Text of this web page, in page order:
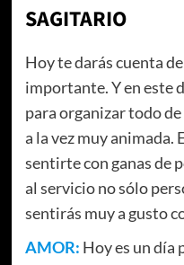
SAGITARIO
Hoy te darás cuenta
importante. Y en este
para organizar todo
a la vez muy animada.
sentirte con ganas de
al servicio no sólo
sentirás muy a gusto
AMOR: Hoy es un día